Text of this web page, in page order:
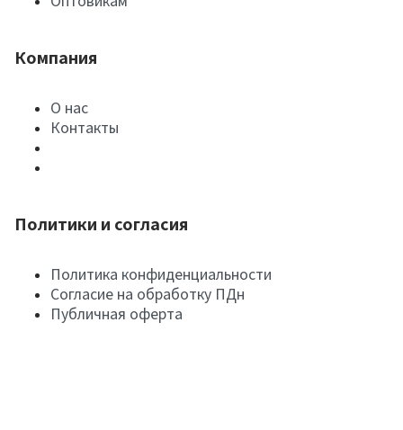
Компания
О нас
Контакты
Политики и согласия
Политика конфиденциальности
Согласие на обработку ПДн
Публичная оферта